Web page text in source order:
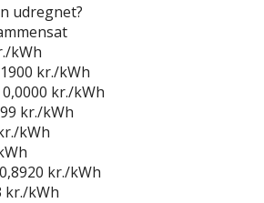
udregnet?
kWh
kr./kWh
0,0000 kr./kWh
kr./kWh
kWh
0,8920 kr./kWh
kr./kWh